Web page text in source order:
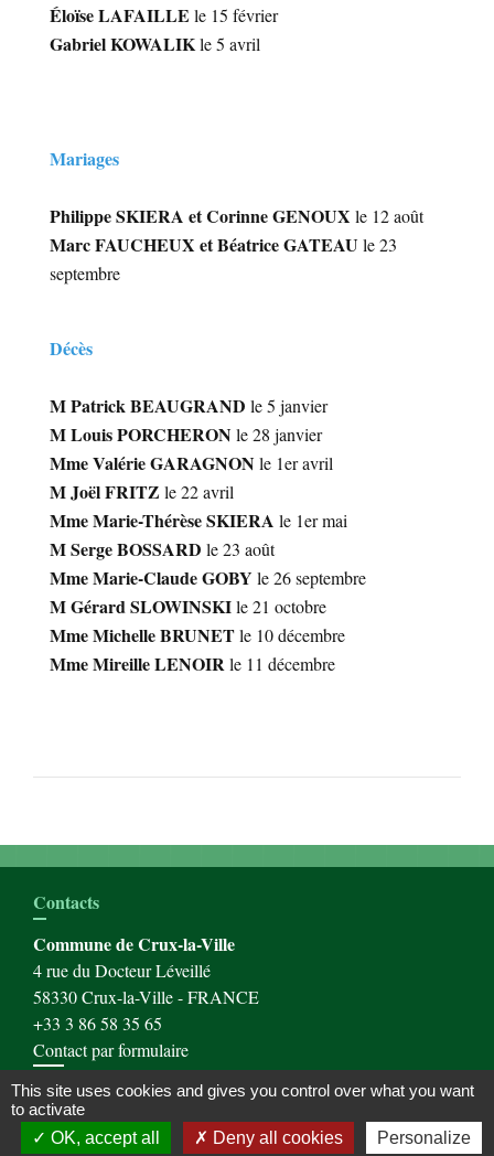
Éloïse LAFAILLE le 15 février
Gabriel KOWALIKle 5 avril
Mariages
Philippe SKIERA et Corinne GENOUX le 12 août
Marc FAUCHEUX et Béatrice GATEAU le 23
septembre
Décès
M Patrick BEAUGRAND le 5 janvier
M Louis PORCHERON le 28 janvier
Mme Valérie GARAGNON le 1er avril
M Joël FRITZ le 22 avril
Mme Marie-Thérèse SKIERA le 1er mai
M Serge BOSSARD le 23 août
Mme Marie-Claude GOBY le 26 septembre
M Gérard SLOWINSKIle 21 octobre
Mme Michelle BRUNETle 10 décembre
Mme Mireille LENOIRle 11 décembre
Contacts
Commune de Crux-la-Ville
4 rue du Docteur Léveillé
58330 Crux-la-Ville - FRANCE
+33 3 86 58 35 65
Contact par formulaire
This site uses cookies and gives you control over what you want
to activate
OK, accept all
Deny all cookies Personalize